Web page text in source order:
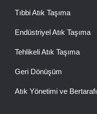
Tıbbi Atık Taşıma
Endüstriyel Atık Taşıma
Tehlikeli Atık Taşıma
Geri Dönüşüm
Atık Yönetimi ve Bertarafı